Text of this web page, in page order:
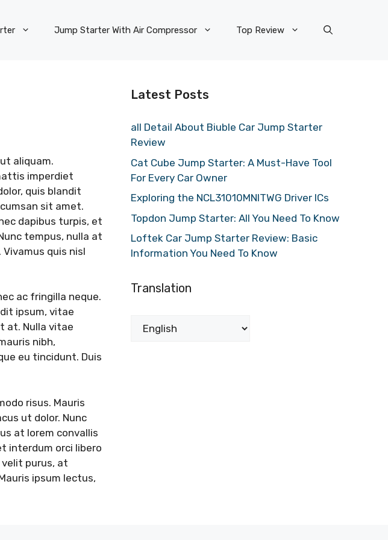
Jump Starter With Air Compressor Top Review
aliquam.
imperdiet
quis blandit
sit amet.
dapibus turpis, et
tempus, nulla at
quis nisl
ac fringilla neque.
ipsum, vitae
at. Nulla vitae
nibh,
eu tincidunt. Duis
risus. Mauris
ut dolor. Nunc
at lorem convallis
interdum orci libero
purus, at
ipsum lectus,
Latest Posts
all Detail About Biuble Car Jump Starter
Review
Cat Cube Jump Starter: A Must-Have Tool
For Every Car Owner
Exploring the NCL31010MNITWG Driver ICs
Topdon Jump Starter: All You Need To Know
Loftek Car Jump Starter Review: Basic
Information You Need To Know
Translation